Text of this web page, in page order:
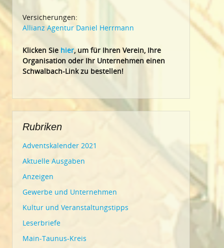
Versicherungen:
Allianz Agentur Daniel Herrmann
Klicken Sie hier, um für Ihren Verein, Ihre
Organisation oder Ihr Unternehmen einen
Schwalbach-Link zu bestellen!
Rubriken
Adventskalender 2021
Aktuelle Ausgaben
Anzeigen
Gewerbe und Unternehmen
Kultur und Veranstaltungstipps
Leserbriefe
Main-Taunus-Kreis